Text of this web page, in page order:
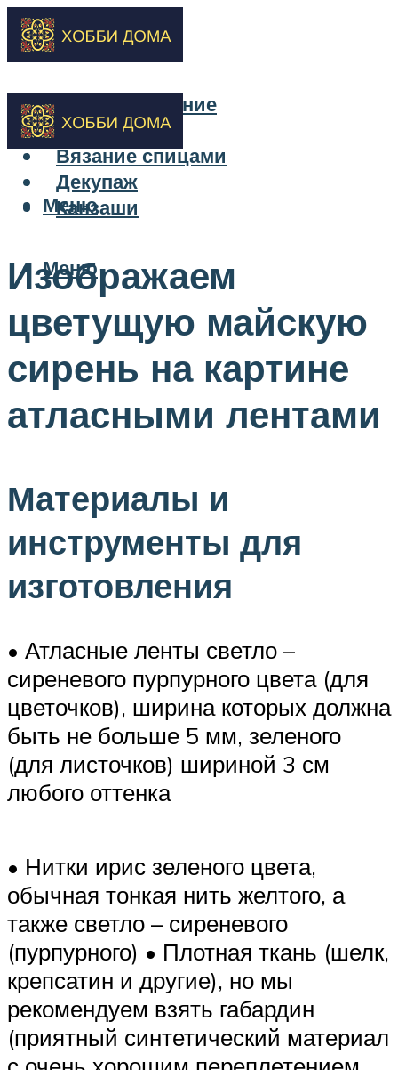
Бисероплетение
Вышивка
Вязание спицами
Декупаж
Канзаши
Меню
Меню
Изображаем
цветущую майскую
сирень на картине
атласными лентами
Материалы и
инструменты для
изготовления
• Атласные ленты светло –
сиреневого пурпурного цвета (для
цветочков), ширина которых должна
быть не больше 5 мм, зеленого
(для листочков) шириной 3 см
любого оттенка
• Нитки ирис зеленого цвета,
обычная тонкая нить желтого, а
также светло – сиреневого
(пурпурного) • Плотная ткань (шелк,
крепсатин и другие), но мы
рекомендуем взять габардин
(приятный синтетический материал